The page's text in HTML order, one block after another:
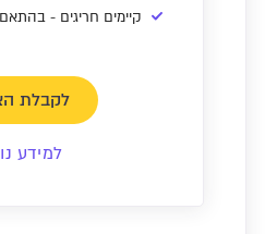
קיימים חריגים -
לקבלת
למידע